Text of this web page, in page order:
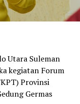
Utara Suleman
kegiatan Forum
Provinsi
Germas